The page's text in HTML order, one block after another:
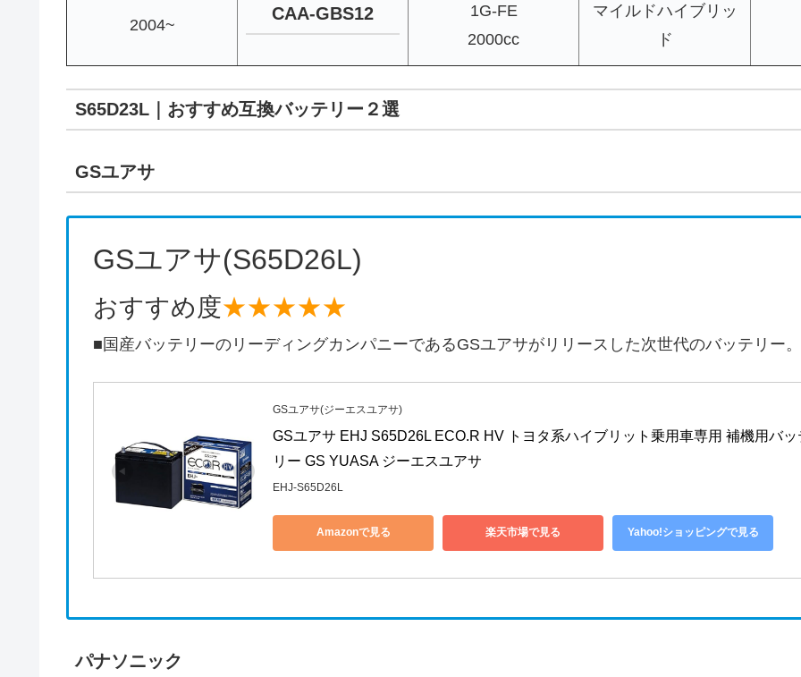
2004~
CAA-GBS12
1G-FE
2000cc
マイルドハイブリッ
ド
S65D23L｜おすすめ互換バッテリー２選
GSユアサ
GSユアサ(S65D26L)
おすすめ度★★★★★
■国産バッテリーのリーディングカンパニーであるGSユアサがリリースした次世代のバッテリー
GSユアサ(ジーエスユアサ)
GSユアサ EHJ S65D26L ECO.R HV トヨタ系ハイブリット乗用車専用 補機用バッ
リー GS YUASA ジーエスユアサ
EHJ-S65D26L
Amazonで見る 楽天市場で見る Yahoo!ショッピングで見る
パナソニック